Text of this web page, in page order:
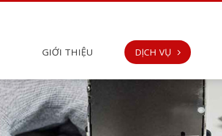
GIỚI THIỆU DỊCH VỤ